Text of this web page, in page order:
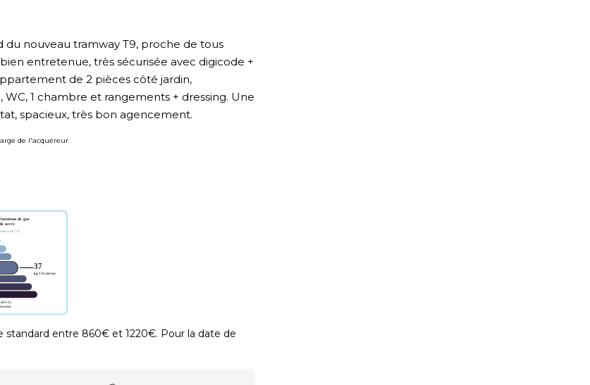
du nouveau tramway T9, proche de tous
entretenue, très sécurisée avec digicode +
de 2 pièces côté jardin,
1 chambre et rangements + dressing. Une
spacieux, très bon agencement.
de l'acquéreur
entre 860€ et 1220€. Pour la date de